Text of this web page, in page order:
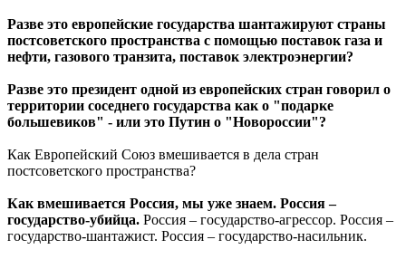
Разве это европейские государства шантажируют страны
постсоветского пространства с помощью поставок газа и
нефти, газового транзита, поставок электроэнергии?
Разве это президент одной из европейских стран говорил о
территории соседнего государства как о "подарке
большевиков" - или это Путин о "Новороссии"?
Как Европейский Союз вмешивается в дела стран
постсоветского пространства?
Как вмешивается Россия, мы уже знаем. Россия –
государство-убийца. Россия – государство-агрессор. Россия –
государство-шантажист. Россия – государство-насильник.